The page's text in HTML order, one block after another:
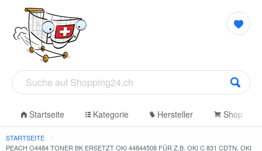
Startseite Kategorie Hersteller Shop
STARTSEITE
PEACH O4484 TONER BK ERSETZT OKI 44844508 FÜR Z.B. OKI C 831 CDTN, OKI